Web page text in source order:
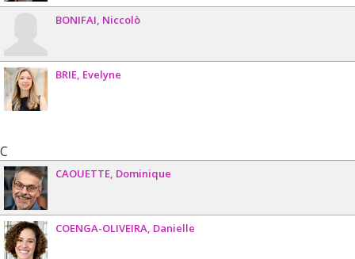
BONIFAI Niccolò
BRIE Evelyne
C
CAOUETTE Dominique
COENGA-OLIVEIRA Danielle